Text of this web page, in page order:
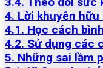
4. Lời khuyên
4.1. Học cách
4.2. Sử dụng các
5. Những sai lầm